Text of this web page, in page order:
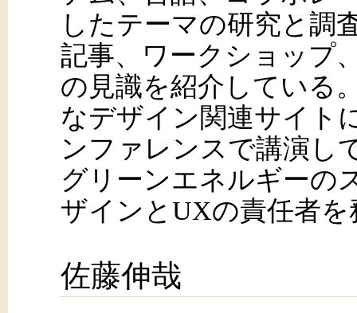
したテーマの研究と調
記事、ワークショップ
の見識を紹介している
なデザイン関連サイト
ンファレンスで講演し
グリーンエネルギーの
ザインとUXの責任者
佐藤伸哉